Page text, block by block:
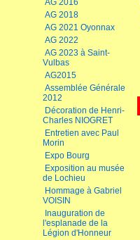
AG 2016
AG 2018
AG 2021 Oyonnax
AG 2022
AG 2023 à Saint-
Vulbas
AG2015
Assemblée Générale
2012
Décoration de Henri-
Charles NIOGRET
Entretien avec Paul
Morin
Expo Bourg
Exposition au musée
de Lochieu
Hommage à Gabriel
VOISIN
Inauguration de
l'esplanade de la
Légion d'Honneur